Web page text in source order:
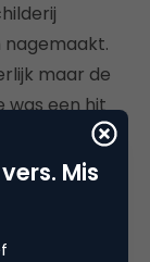
nagemaakt.
maar de
was een hit
is 700.000
dan kan dat
Mis